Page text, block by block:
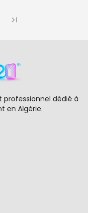
dédié à
en Algérie.